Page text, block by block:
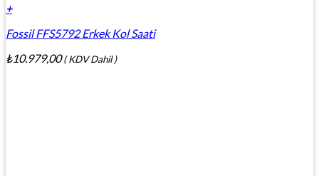
+
Fossil FFS5792 Erkek Kol Saati
₺10.979,00 ( KDV Dahil )